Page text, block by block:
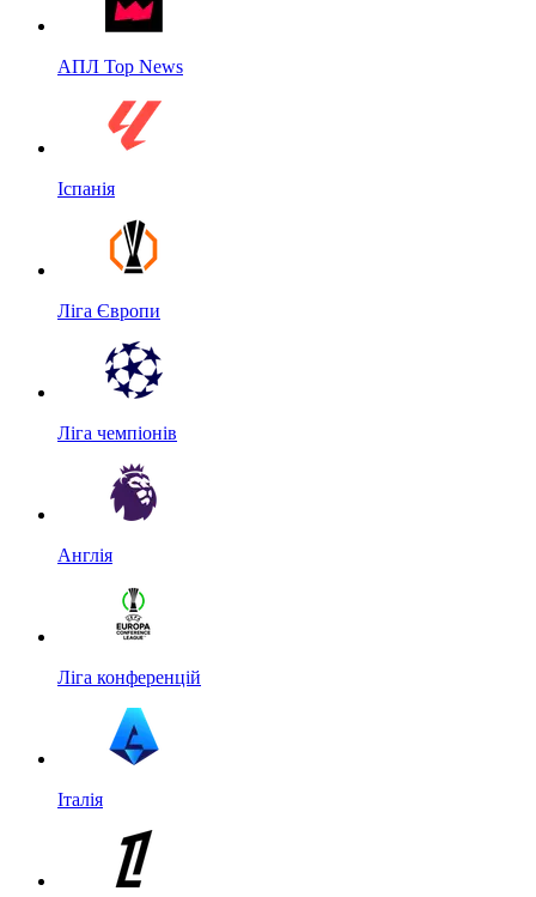
АПЛ Top News
Іспанія
Ліга Європи
Ліга чемпіонів
Англія
Ліга конференцій
Італія